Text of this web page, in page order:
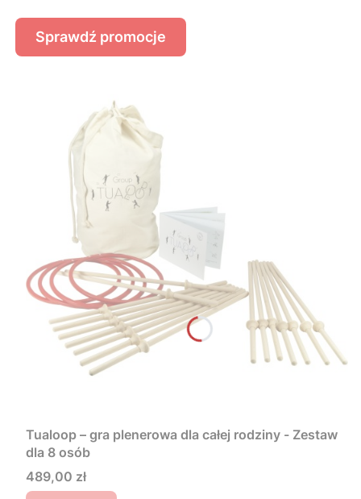
Sprawdź promocje
Tualoop – gra plenerowa dla całej rodziny - Zestaw
dla 8 osób
Cena
489,00 zł